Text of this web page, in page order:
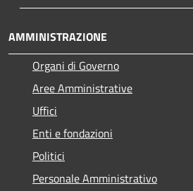
AMMINISTRAZIONE
Organi di Governo
Aree Amministrative
Uffici
Enti e fondazioni
Politici
Personale Amministrativo